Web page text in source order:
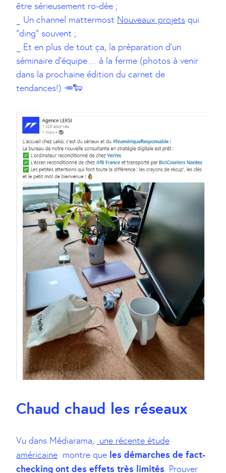
être sérieusement ro-dée ;
_ Un channel mattermost Nouveaux projets qui
“ding” souvent ;
_ Et en plus de tout ça, la préparation d’un
séminaire d’équipe… à la ferme (photos à venir
dans la prochaine édition du carnet de
tendances!) 🥕🐑
Chaud chaud les réseaux
Vu dans Médiarama, une récente étude
américaine montre que les démarches de fact-
checking ont des effets très limités. Prouver